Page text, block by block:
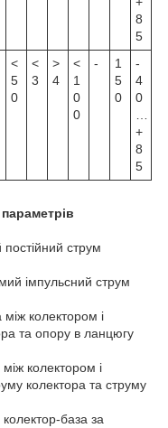
8
5
<
5
0
<
3
>
4
<
1
0
0
-
1
5
0
-
4
0
…
+
8
5
струм
імпульсний струм
колектором і
та опору в ланцюгу
колектором і
колектора та струму
база за